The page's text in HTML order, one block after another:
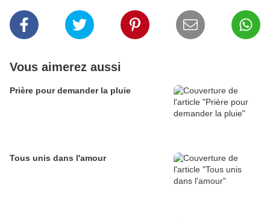
Vous aimerez aussi
Prière pour demander la pluie
Tous unis dans l'amour